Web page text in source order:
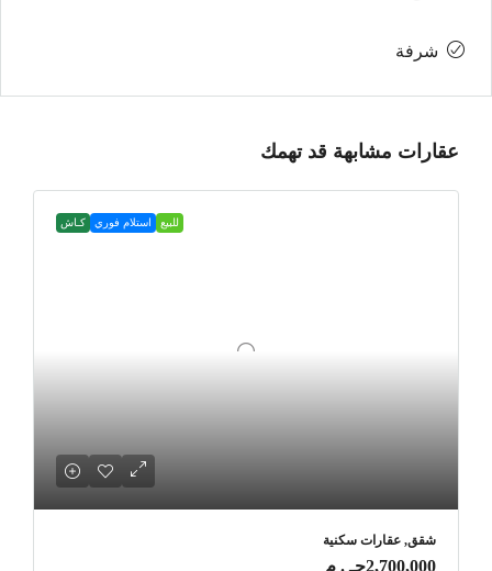
شرفة
عقارات مشابهة قد تهمك
للبيع استلام فوري كـاش
شقق, عقارات سكنية
2,700,000جـ . م